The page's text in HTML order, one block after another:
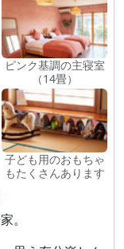
ピンク基調の主寝室
（14畳）
子ども用のおもちゃ
もたくさんあります
。